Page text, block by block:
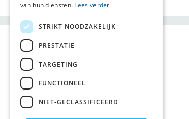
van hun diensten. Lees verder
STRIKT NOODZAKELIJK
PRESTATIE
TARGETING
FUNCTIONEEL
NIET-GECLASSIFICEERD